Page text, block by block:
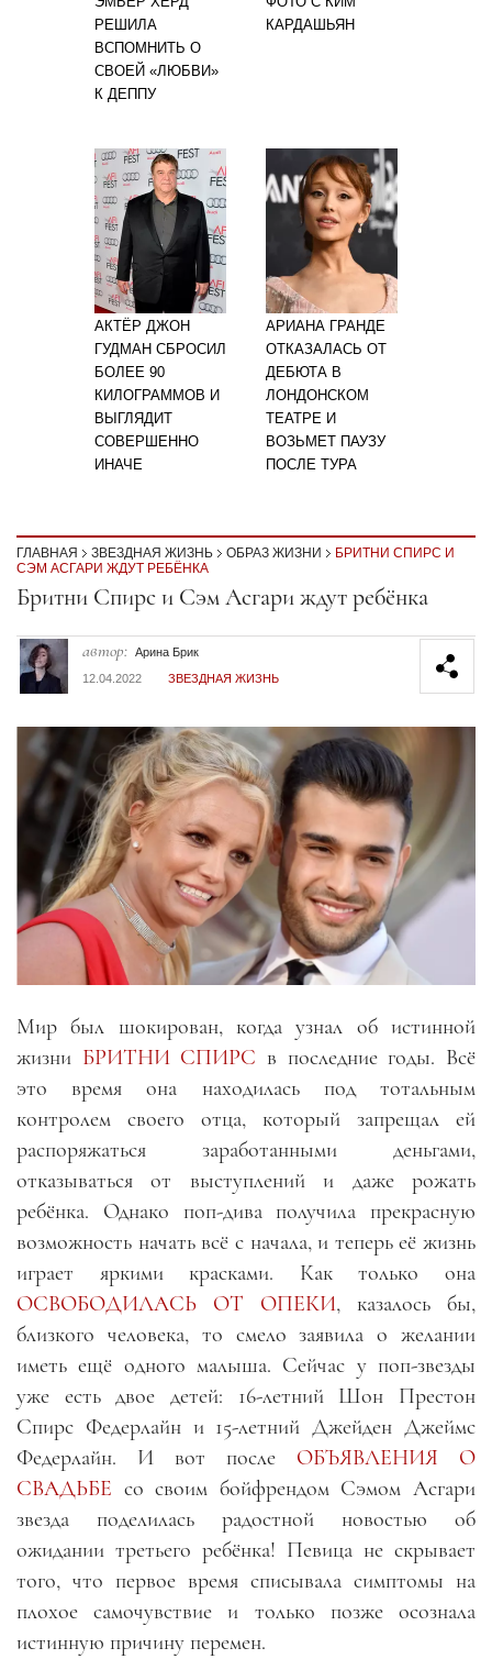
РЕШИЛА
ВСПОМНИТЬ О
СВОЕЙ «ЛЮБВИ»
К ДЕППУ
КАРДАШЬЯН
АКТЁР ДЖОН
ГУДМАН СБРОСИЛ
БОЛЕЕ 90
КИЛОГРАММОВ И
ВЫГЛЯДИТ
СОВЕРШЕННО
ИНАЧЕ
АРИАНА ГРАНДЕ
ОТКАЗАЛАСЬ ОТ
ДЕБЮТА В
ЛОНДОНСКОМ
ТЕАТРЕ И
ВОЗЬМЕТ ПАУЗУ
ПОСЛЕ ТУРА
ГЛАВНАЯ ЗВЕЗДНАЯ ЖИЗНЬ ОБРАЗ ЖИЗНИ
БРИТНИ СПИРС И
СЭМ АСГАРИ ЖДУТ РЕБЁНКА
Секция статей
Бритни Спирс и Сэм Асгари ждут ребёнка
автор: Арина Брик
12.04.2022
ЗВЕЗДНАЯ ЖИЗНЬ
Мир был шокирован, когда узнал об истинной
жизни БРИТНИ СПИРС в последние годы. Всё
это время она находилась под тотальным
контролем своего отца, который запрещал ей
распоряжаться заработанными деньгами,
отказываться от выступлений и даже рожать
ребёнка. Однако поп-дива получила прекрасную
возможность начать всё с начала, и теперь её жизнь
играет яркими красками. Как только она
ОСВОБОДИЛАСЬ ОТ ОПЕКИ, казалось бы,
близкого человека, то смело заявила о желании
иметь ещё одного малыша. Сейчас у поп-звезды
уже есть двое детей: 16-летний Шон Престон
Спирс Федерлайн и 15-летний Джейден Джеймс
Федерлайн. И вот после ОБЪЯВЛЕНИЯ О
СВАДЬБЕ со своим бойфрендом Сэмом Асгари
звезда поделилась радостной новостью об
ожидании третьего ребёнка! Певица не скрывает
того, что первое время списывала симптомы на
плохое самочувствие и только позже осознала
истинную причину перемен.